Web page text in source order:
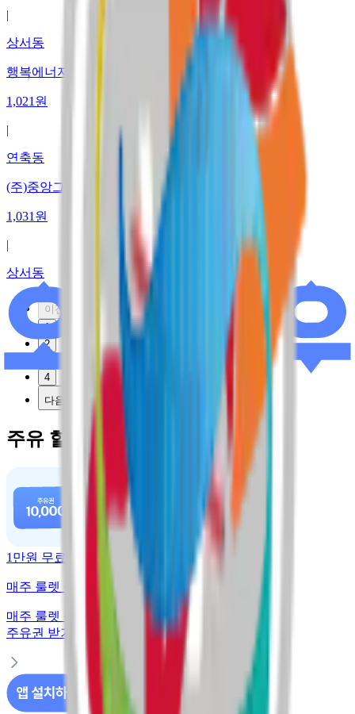
|
상서동
행복에너지 충전소
1,021 원
|
연축동
(주)중앙그린에너지2호점
1,031 원
|
상서동
이전
1
2
4
다음
주유 할인 혜택
1만원 무료주유
매주 룰렛 돌리고 주유권 받기
매주 룰렛 돌리고
주유권 받기